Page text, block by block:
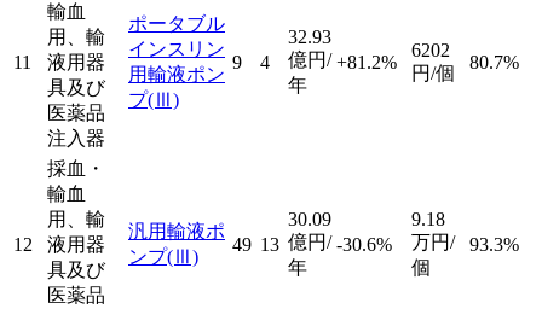
11
輸血
用、輸
液用器
具及び
医薬品
注入器
ポータブル
インスリン
用輸液ポン
プ(Ⅲ)
9 4
32.93
億円/
年
+81.2%
6202
円/個
80.7%
12
採血・
輸血
用、輸
液用器
具及び
医薬品
汎用輸液ポ
ンプ(Ⅲ)
49 13
30.09
億円/
年
-30.6%
9.18
万円/
個
93.3%